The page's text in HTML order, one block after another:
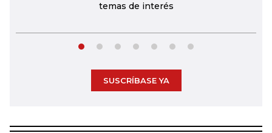
temas de interés
SUSCRÍBASE YA